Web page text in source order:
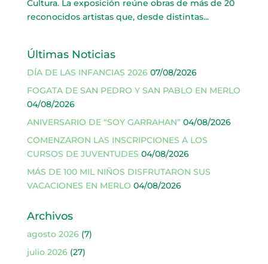
Cultura. La exposición reúne obras de más de 20
reconocidos artistas que, desde distintas...
Últimas Noticias
DÍA DE LAS INFANCIAS 2026 07/08/2026
FOGATA DE SAN PEDRO Y SAN PABLO EN MERLO
04/08/2026
ANIVERSARIO DE “SOY GARRAHAN” 04/08/2026
COMENZARON LAS INSCRIPCIONES A LOS
CURSOS DE JUVENTUDES 04/08/2026
MÁS DE 100 MIL NIÑOS DISFRUTARON SUS
VACACIONES EN MERLO 04/08/2026
Archivos
agosto 2026(7)
julio 2026(27)